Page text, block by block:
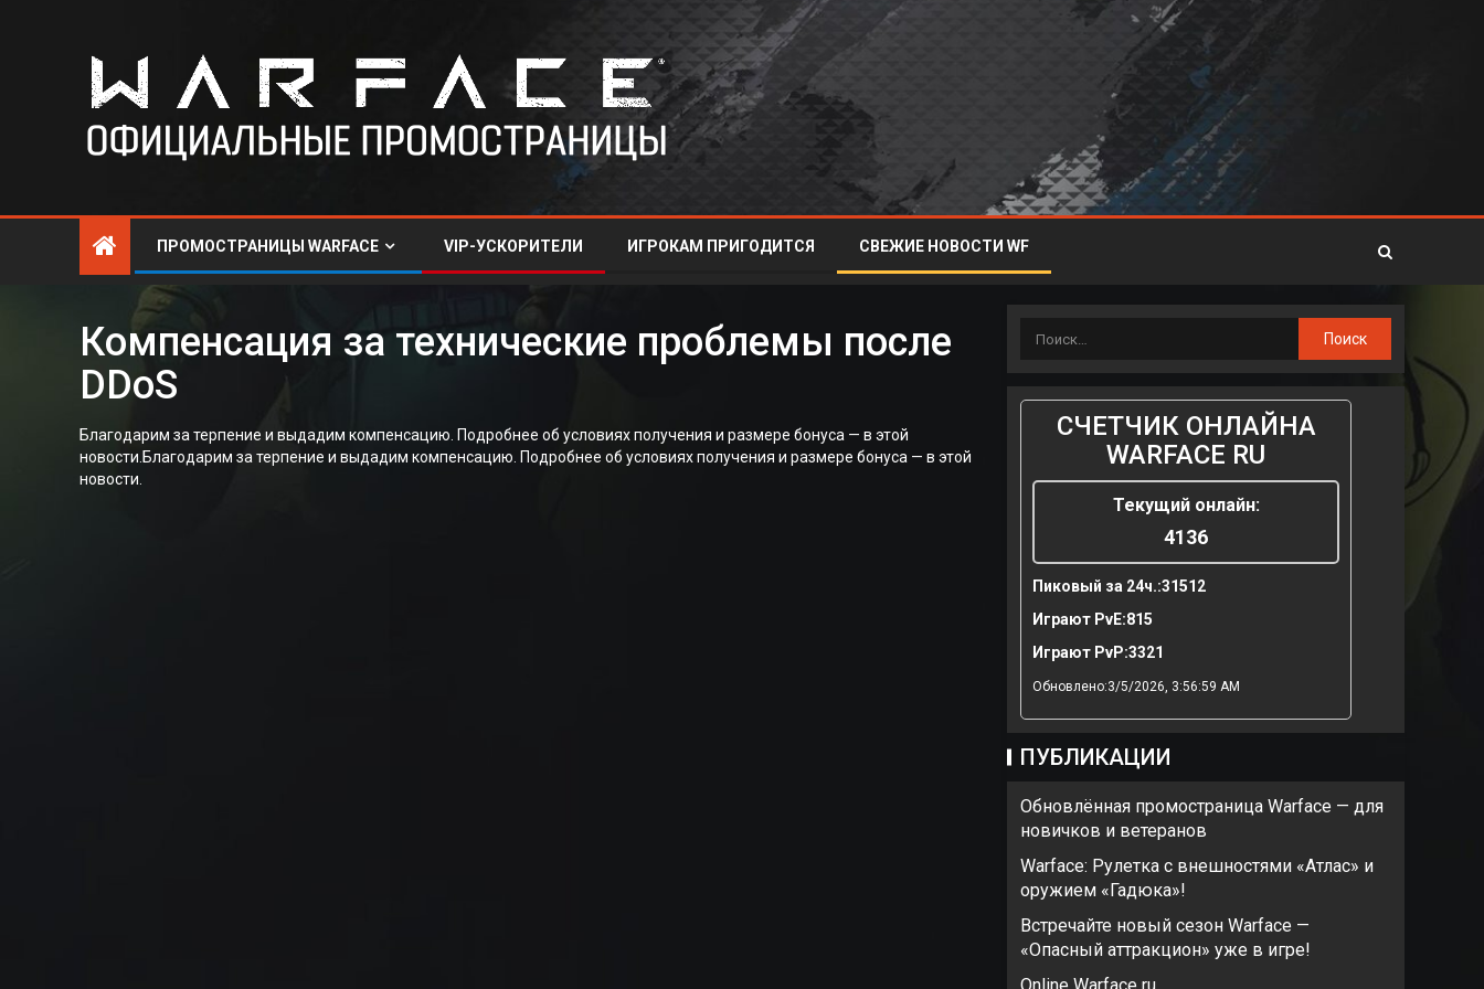
ПРОМОСТРАНИЦЫ WARFACE VIP-УСКОРИТЕЛИ ИГРОКАМ ПРИГОДИТСЯ СВЕЖИЕ НОВОСТИ WF
Компенсация за технические проблемы после
DDoS
Благодарим за терпение и выдадим компенсацию. Подробнее об условиях получения и размере бонуса — в этой
новости.Благодарим за терпение и выдадим компенсацию. Подробнее об условиях получения и размере бонуса — в этой
новости.
СЧЕТЧИК ОНЛАЙНА
WARFACE RU
Текущий онлайн:
4136
Пиковый за 24ч.:31512
Играют PvE:815
Играют PvP:3321
Обновлено:3/5/2026, 3:56:59 AM
ПУБЛИКАЦИИ
Обновлённая промостраница Warface — для
новичков и ветеранов
Warface: Рулетка с внешностями «Атлас» и
оружием «Гадюка»!
Встречайте новый сезон Warface —
«Опасный аттракцион» уже в игре!